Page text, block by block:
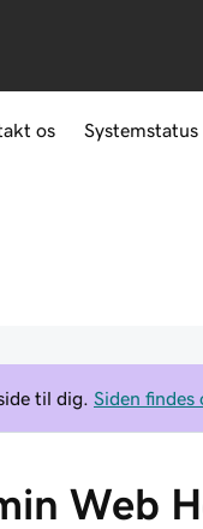
os Systemstatus
til dig. Siden findes
Web